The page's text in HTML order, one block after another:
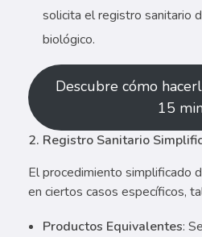
solicita el registro sanitario
biológico.
Descubre cómo
15
2. Registro Sanitario
El procedimiento simplificado
en ciertos casos específicos,
Productos Equivalentes: